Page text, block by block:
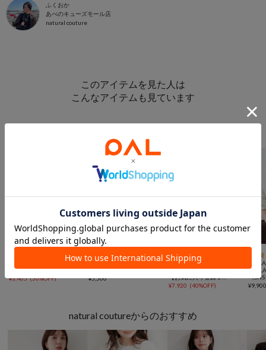
ふくおか
あべのキューズモール店
natural couture
このアイテムを見た人は
こんなアイテムも見ています
￥1,000クーポン

【sherbet line】接触冷感・UVカット付き配色金ボタンカーディガン
¥3,465 (30%OFF)
￥1,000クーポン
再入荷 一部予約 
natural couture
シアーベロアシャーリングTOPS
¥5,500
SALE 動画 手洗い可
COLLAGE
GALLARDAGALANTE
【お気に入り登録１万超/軽量/体型カバー】ギャザー切替シアーシャツカーディガン
¥7,920 (40%OFF)
再入荷
¥
natural coutureからのおすすめ